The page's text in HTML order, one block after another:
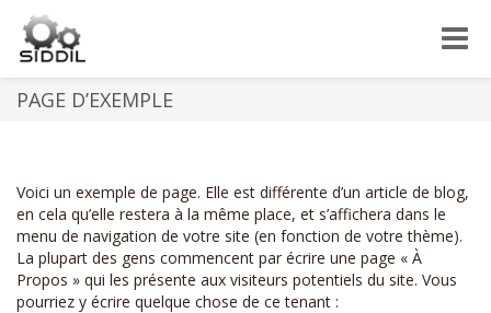
Toggle
PAGE D’EXEMPLE
Voici un exemple de page. Elle est différente d’un article de blog,
en cela qu’elle restera à la même place, et s’affichera dans le
menu de navigation de votre site (en fonction de votre thème).
La plupart des gens commencent par écrire une page « À
Propos » qui les présente aux visiteurs potentiels du site. Vous
pourriez y écrire quelque chose de ce tenant :